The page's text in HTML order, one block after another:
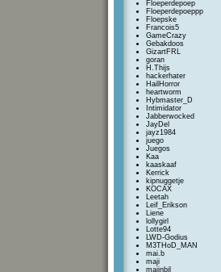
Floeperdepoep
Floeperdepoeppp
Floepske
Francois5
GameCrazy
Gebakdoos
GizartFRL
goran
H.Thijs
hackerhater
HailHorror
heartworm
Hybmaster_D
Intimidator
Jabberwocked
JayDel
jayz1984
juego
Juegos
Kaa
kaaskaaf
Kerrick
kipnuggetje
KOCAX
Leetah
Leif_Erikson
Liene
lollygirl
Lotte94
LWD-Godius
M3THoD_MAN
mai.b
maji
majinbil